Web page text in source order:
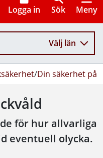
Logga in Sök Meny
Välj län
/Din säkerhet på
för hur allvarliga
eventuell olycka.